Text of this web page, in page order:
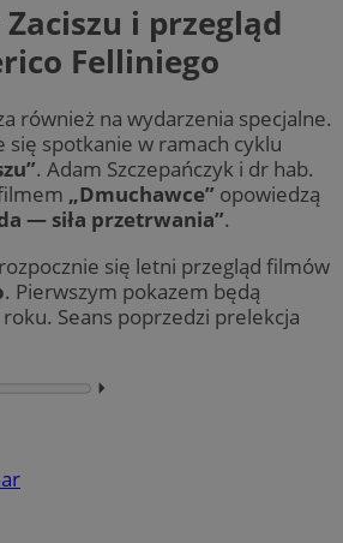
i przegląd
Felliniego
również na wydarzenia specjalne.
się spotkanie w ramach cyklu
. Adam Szczepańczyk i dr hab.
„Dmuchawce” opowiedzą
— siła przetrwania”.
rozpocznie się letni przegląd filmów
. Pierwszym pokazem będą
Seans poprzedzi prelekcja
⏵︎